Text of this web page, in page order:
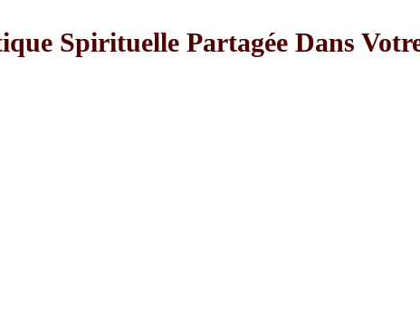
Spirituelle Partagée Dans